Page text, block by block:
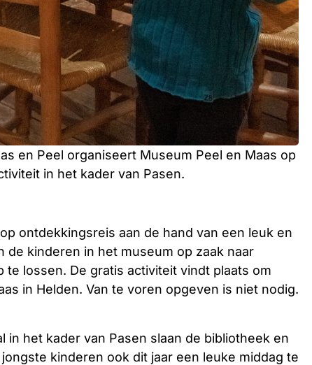
en Peel organiseert Museum Peel en Maas op
in het kader van Pasen.
ontdekkingsreis aan de hand van een leuk en
de kinderen in het museum op zaak naar
lossen. De gratis activiteit vindt plaats om
in Helden. Van te voren opgeven is niet nodig.
in het kader van Pasen slaan de bibliotheek en
kinderen ook dit jaar een leuke middag te